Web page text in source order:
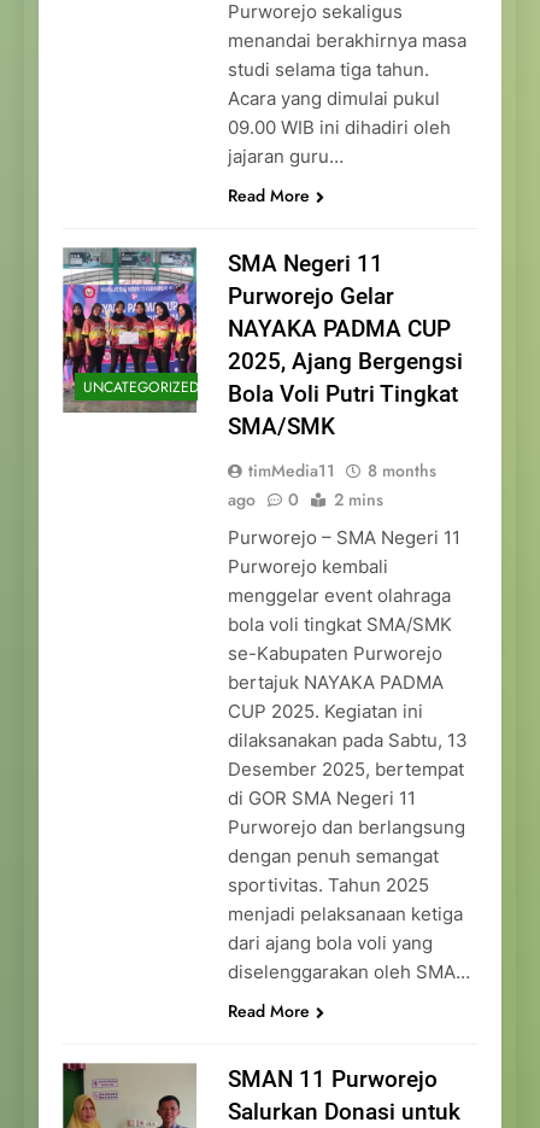
Purworejo sekaligus
menandai berakhirnya masa
studi selama tiga tahun.
Acara yang dimulai pukul
09.00 WIB ini dihadiri oleh
jajaran guru…
Read More
UNCATEGORIZED
SMA Negeri 11
Purworejo Gelar
NAYAKA PADMA CUP
2025, Ajang Bergengsi
Bola Voli Putri Tingkat
SMA/SMK
timMedia11
8 months
ago
0 2 mins
Purworejo – SMA Negeri 11
Purworejo kembali
menggelar event olahraga
bola voli tingkat SMA/SMK
se-Kabupaten Purworejo
bertajuk NAYAKA PADMA
CUP 2025. Kegiatan ini
dilaksanakan pada Sabtu, 13
Desember 2025, bertempat
di GOR SMA Negeri 11
Purworejo dan berlangsung
dengan penuh semangat
sportivitas. Tahun 2025
menjadi pelaksanaan ketiga
dari ajang bola voli yang
diselenggarakan oleh SMA…
Read More
SMAN 11 Purworejo
Salurkan Donasi untuk